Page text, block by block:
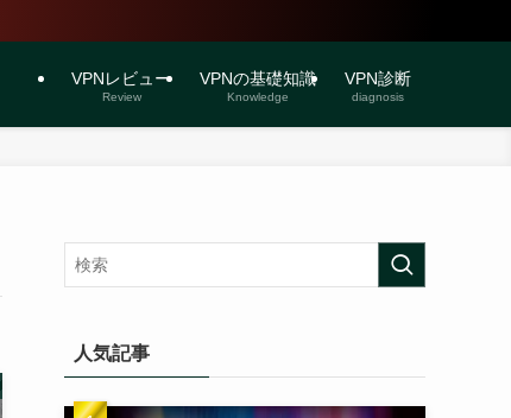
VPNレビュー
Review
VPNの基礎知識
Knowledge
VPN診断
diagnosis
人気記事